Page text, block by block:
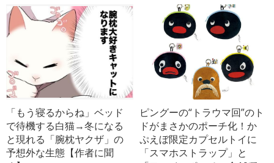
「もう寝るからね」ベッド
で待機する白猫→冬になる
と現れる「腕枕ヤクザ」の
予想外な生態【作者に聞
ピングーの“トラウマ回”のト
ドがまさかのポーチ化！か
ぷえぼ限定カプセルトイに
「スマホストラップ」と